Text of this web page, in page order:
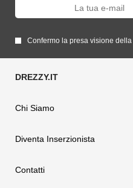
Confermo la presa visione della
Chi Siamo
Diventa Inserzionista
Contatti